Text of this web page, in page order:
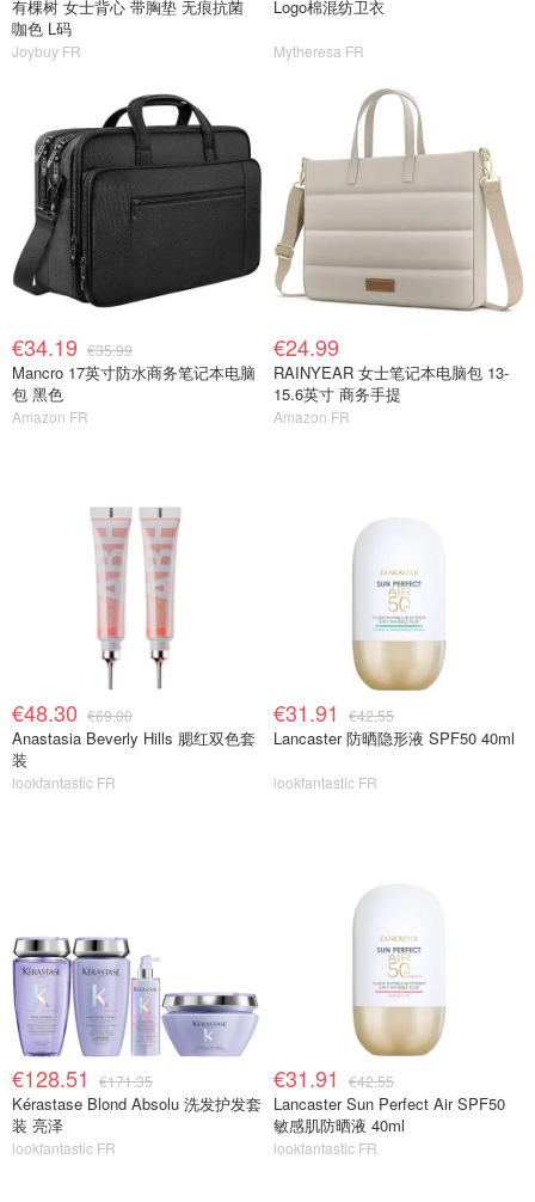
有棵树 女士背心 带胸垫 无痕抗菌
咖色 L码
Joybuy FR
Logo棉混纺卫衣
Mytheresa FR
€34.19 €35.99
Mancro 17英寸防水商务笔记本电脑
包 黑色
Amazon FR
€24.99
RAINYEAR 女士笔记本电脑包 13-
15.6英寸 商务手提
Amazon FR
€48.30 €69.00
Anastasia Beverly Hills 腮红双色套
装
lookfantastic FR
€31.91 €42.55
Lancaster 防晒隐形液 SPF50 40ml
lookfantastic FR
€128.51 €171.35
Kérastase Blond Absolu 洗发护发套
装 亮泽
lookfantastic FR
€31.91 €42.55
Lancaster Sun Perfect Air SPF50
敏感肌防晒液 40ml
lookfantastic FR